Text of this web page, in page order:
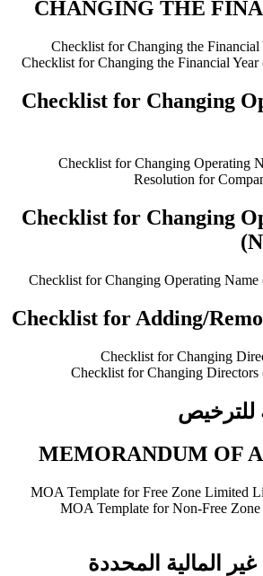
CHANGING THE
Checklist for Changing the Financial
Checklist for Changing the Financial
Checklist for Changing
Checklist for Changing Operating
Resolution for
Checklist for Changing
Checklist for Changing Operating
Checklist for Adding/
Checklist for Changing
Checklist for Changing Directors
للترخيص
MEMORANDUM OF
MOA Template for Free Zone Limited
MOA Template for Non-Free
المالية المحددة